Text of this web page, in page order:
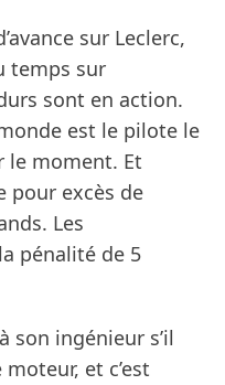
sur Leclerc,
temps sur
sont en action.
est le pilote le
le moment. Et
pour excès de
Les
pénalité de 5
son ingénieur s’il
et c’est